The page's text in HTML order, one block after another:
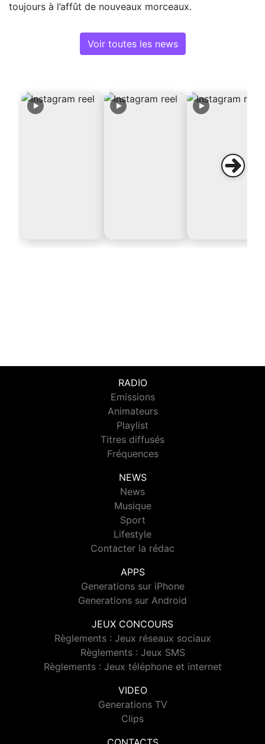
toujours à l’affût de nouveaux morceaux.
Voir toutes les news
RADIO
Emissions
Animateurs
Playlist
Titres diffusés
Fréquences
NEWS
News
Musique
Sport
Lifestyle
Contacter la rédac
APPS
Generations sur iPhone
Generations sur Android
JEUX CONCOURS
Règlements : Jeux réseaux sociaux
Règlements : Jeux SMS
Règlements : Jeux téléphone et internet
VIDEO
Generations TV
Clips